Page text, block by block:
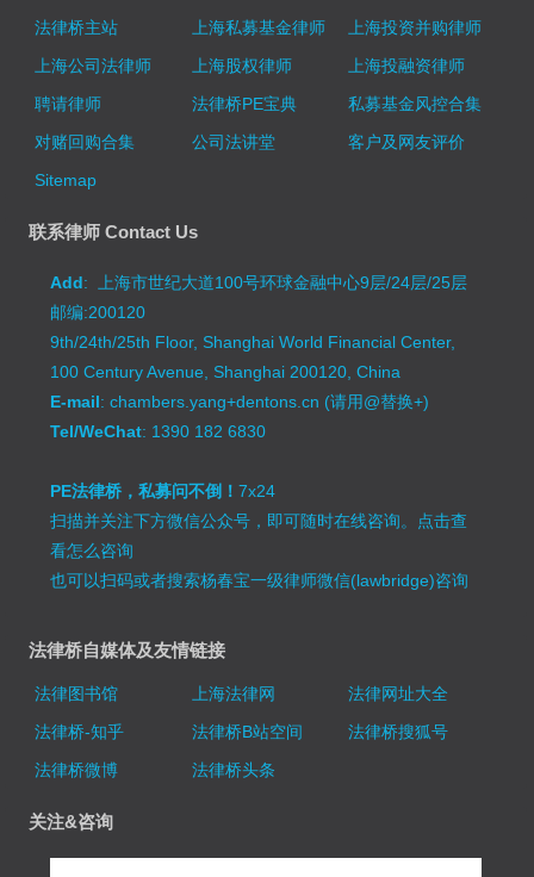
法律桥主站
上海私募基金律师
上海投资并购律师
上海公司法律师
上海股权律师
上海投融资律师
聘请律师
法律桥PE宝典
私募基金风控合集
对赌回购合集
公司法讲堂
客户及网友评价
Sitemap
联系律师 Contact Us
Add: 上海市世纪大道100号环球金融中心9层/24层/25层
邮编:200120
9th/24th/25th Floor, Shanghai World Financial Center,
100 Century Avenue, Shanghai 200120, China
E-mail: chambers.yang+dentons.cn (请用@替换+)
Tel/WeChat: 1390 182 6830
PE法律桥，私募问不倒！7x24
扫描并关注下方微信公众号，即可随时在线咨询。 点击查
看怎么咨询
也可以扫码或者搜索杨春宝一级律师微信(lawbridge)咨询
法律桥自媒体及友情链接
法律图书馆 上海法律网
法律网址大全
法律桥-知乎
法律桥B站空间
法律桥搜狐号
法律桥微博
法律桥头条
关注&咨询